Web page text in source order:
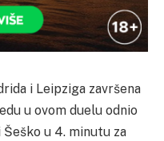
i Leipziga završena
u ovom duelu odnio
u 4. minutu za